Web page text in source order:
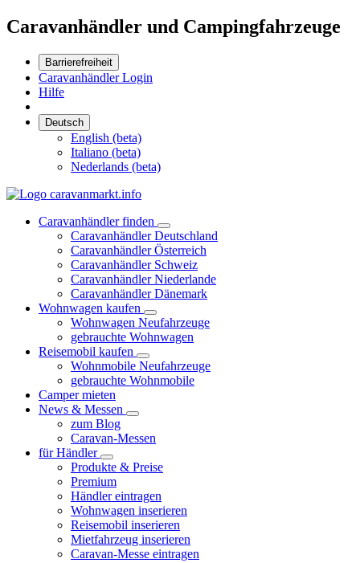
Caravanhändler und Campingfahrzeuge
Barrierefreiheit
Caravanhändler Login
Hilfe
Deutsch
English (beta)
Italiano (beta)
Nederlands (beta)
Caravanhändler finden
Caravanhändler Deutschland
Caravanhändler Österreich
Caravanhändler Schweiz
Caravanhändler Niederlande
Caravanhändler Dänemark
Wohnwagen kaufen
Wohnwagen Neufahrzeuge
gebrauchte Wohnwagen
Reisemobil kaufen
Wohnmobile Neufahrzeuge
gebrauchte Wohnmobile
Camper mieten
News & Messen
zum Blog
Caravan-Messen
für Händler
Produkte & Preise
Premium
Händler eintragen
Wohnwagen inserieren
Reisemobil inserieren
Mietfahrzeug inserieren
Caravan-Messe eintragen